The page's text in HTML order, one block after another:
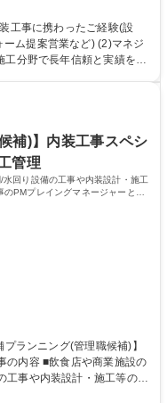
分野のプレイングマネージ
せしたいと考えておりま
で対応いただきます！ ■担
装工事スペシャリスト募集★
工事に携わったご経験(設
ム提案営業など) (2)マネジ
店舗プランニングのスペシ
理技士 1級管工事施工管理技
補)】内装工事スペシ
管理
回り設備の工事や内装設計・施工
PMプレイングマネージャーとし
工事や内装設計・施工等の店
のPMプレイングマネージ